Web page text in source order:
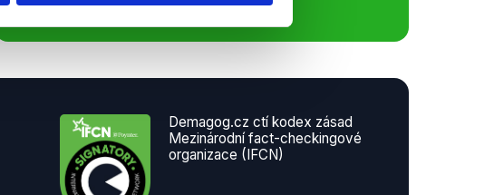
Demagog.cz ctí kodex zásad
Mezinárodní fact-checkingové
organizace (IFCN)